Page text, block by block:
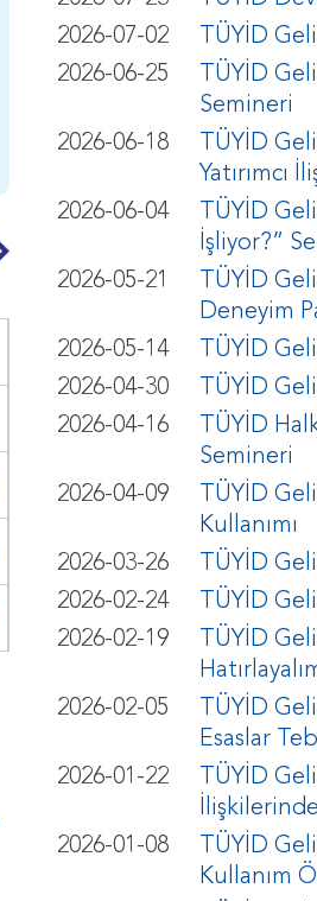
2026-07-02
TÜYİD
2026-06-25
TÜYİD
Semineri
2026-06-18
TÜYİD
Yatırımcı
2026-06-04
TÜYİD
İşliyor?”
2026-05-21
TÜYİD
Deneyim
2026-05-14
TÜYİD
2026-04-30
TÜYİD
2026-04-16
TÜYİD
Semineri
2026-04-09
TÜYİD
Kullanımı
2026-03-26
TÜYİD
2026-02-24
TÜYİD
2026-02-19
TÜYİD
2026-02-05
TÜYİD
Esaslar
2026-01-22
TÜYİD
2026-01-08
TÜYİD
Kullanım